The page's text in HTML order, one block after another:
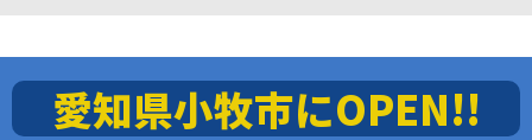
愛知県小牧市にOPEN!!